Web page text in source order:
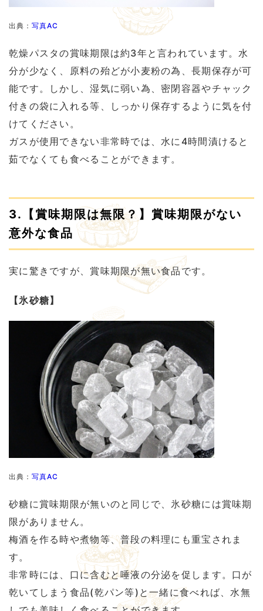
出典： 写真AC
乾燥パスタの賞味期限は約3年と言われています。水
分が少なく、原料の殆どが小麦粉の為、長期保存が可
能です。しかし、湿気に弱い為、密閉容器やチャック
付きの袋に入れる等、しっかり保存するように気を付
けてください。
ガスが使用できない非常時では、水に4時間漬けると
茹でなくても食べることができます。
3.【賞味期限は無限？】賞味期限がない
意外な食品
実に驚きですが、賞味期限が無い食品です。
【氷砂糖】
出典： 写真AC
砂糖に賞味期限が無いのと同じで、氷砂糖には賞味期
限がありません。
梅酒を作る時や煮物等、普段の料理にも重宝されま
す。
非常時には、口に含むと唾液の分泌を促します。口が
乾いてしまう食品(乾パン等)と一緒に食べれば、水無